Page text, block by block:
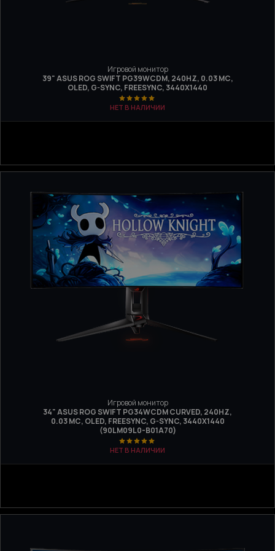
Игровой монитор
39" ASUS ROG SWIFT PG39WCDM, 240HZ, 0.03 МС,
OLED, G-SYNC, FREESYNC, 3440X1440
НЕТ В НАЛИЧИИ
Игровой монитор
34" ASUS ROG SWIFT PG34WCDM CURVED, 240HZ,
0.03 МС, OLED, FREESYNC, G-SYNC, 3440Х1440
(90LM09L0-B01A70)
НЕТ В НАЛИЧИИ